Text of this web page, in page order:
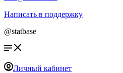
Написать в поддержку
@statbase
Личный кабинет